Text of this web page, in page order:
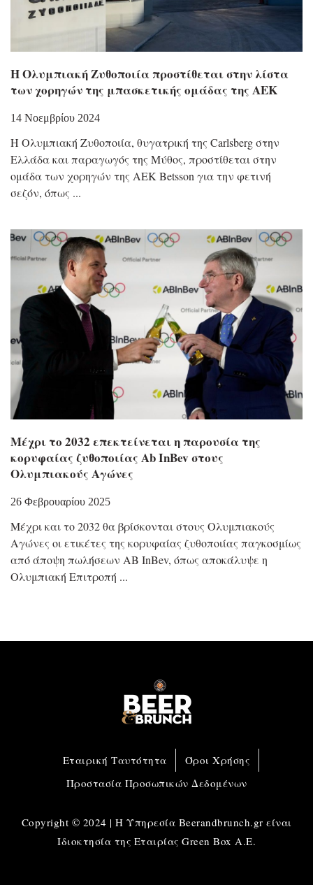
Η Ολυμπιακή Ζυθοποιία προστίθεται στην λίστα
των χορηγών της μπασκετικής ομάδας της ΑΕΚ
14 Νοεμβρίου 2024
Η Ολυμπιακή Ζυθοποιία, θυγατρική της Carlsberg στην
Ελλάδα και παραγωγός της Μύθος, προστίθεται στην
ομάδα των χορηγών της ΑΕΚ Betsson για την φετινή
σεζόν, όπως
Μέχρι το 2032 επεκτείνεται η παρουσία της
κορυφαίας ζυθοποιίας Ab InBev στους
Ολυμπιακούς Αγώνες
26 Φεβρουαρίου 2025
Μέχρι και το 2032 θα βρίσκονται στους Ολυμπιακούς
Αγώνες οι ετικέτες της κορυφαίας ζυθοποιίας παγκοσμίως
από άποψη πωλήσεων AB InBev, όπως αποκάλυψε η
Ολυμπιακή Επιτροπή
Εταιρική Ταυτότητα
Όροι Χρήσης
Προστασία Προσωπικών Δεδομένων
Copyright © 2024 | Η Υπηρεσία Beerandbrunch.gr είναι
Ιδιοκτησία της Εταιρίας Green Box A.E.